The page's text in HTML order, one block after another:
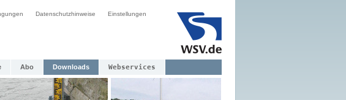
Datenschutzhinweise Einstellungen
Abo Downloads Webservices